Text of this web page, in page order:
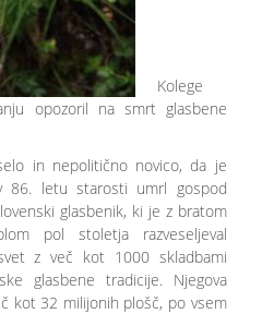
Kolege
opozoril na smrt glasbene
in nepolitično novico, da je
86. letu starosti umrl gospod
glasbenik, ki je z bratom
pol stoletja razveseljeval
z več kot 1000 skladbami
glasbene tradicije. Njegova
kot 32 milijonih plošč, po vsem